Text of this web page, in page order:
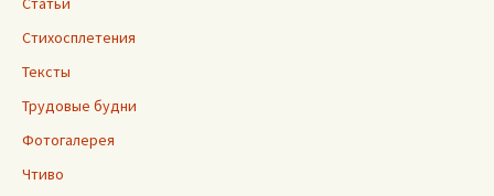
Стихосплетения
Тексты
Трудовые будни
Фотогалерея
Чтиво